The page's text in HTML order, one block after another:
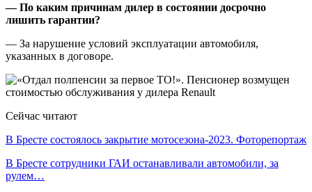
— По каким причинам дилер в состоянии досрочно
лишить гарантии?
— За нарушение условий эксплуатации автомобиля,
указанных в договоре.
Сейчас читают
В Бресте состоялось закрытие мотосезона-2023. Фоторепортаж
В Бресте сотрудники ГАИ останавливали автомобили, за
рулем…